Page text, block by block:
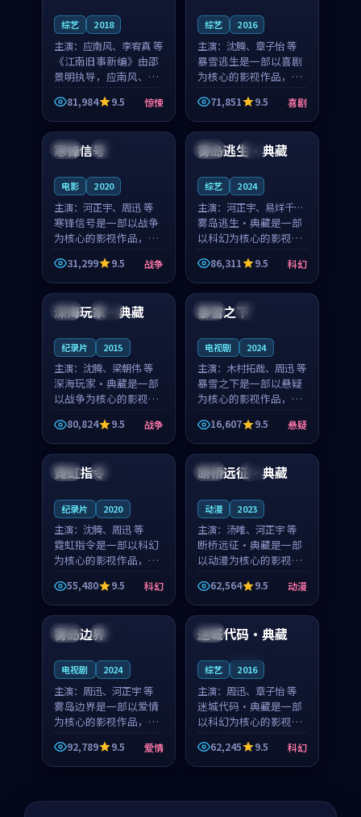
综艺 2018
主演： 应南风、李宥真 等
《江南旧事新编》由邵
景明执导，应南风、李
宥真领衔主演，是一部
2018年上映的日本惊悚
综艺。影片以邻里温情
为切入，呈现一段从初
遇到告别都浸着真实
81,984 9.5 惊悚
综艺 2016
主演： 沈腾、章子怡 等
暴雪逃生是一部以喜剧
为核心的影视作品，围
绕危机、反转与人物成
长展开，整体节奏紧
凑，值得推荐观看。
71,851 9.5 喜剧
美国 杜比
寒锋信号
电影 2020
主演： 河正宇、周迅 等
寒锋信号是一部以战争
为核心的影视作品，围
绕危机、反转与人物成
长展开，整体节奏紧
凑，值得推荐观看。
31,299 9.5 战争
中国 4K
雾岛逃生·典藏
综艺 2024
主演： 河正宇、易烊千玺
等
雾岛逃生·典藏是一部
以科幻为核心的影视作
品，围绕危机、反转与
人物成长展开，整体节
奏紧凑，值得推荐观
86,311 9.5 科幻
韩国 杜比
深海玩家·典藏
纪录片 2015
主演： 沈腾、梁朝伟 等
深海玩家·典藏是一部
以战争为核心的影视作
品，围绕危机、反转与
人物成长展开，整体节
奏紧凑，值得推荐观
看。
80,824 9.5 战争
韩国 高分
暴雪之下
电视剧 2024
主演： 木村拓哉、周迅 等
暴雪之下是一部以悬疑
为核心的影视作品，围
绕危机、反转与人物成
长展开，整体节奏紧
凑，值得推荐观看。
16,607 9.5 悬疑
中国 独播
霓虹指令
纪录片 2020
主演： 沈腾、周迅 等
霓虹指令是一部以科幻
为核心的影视作品，围
绕危机、反转与人物成
长展开，整体节奏紧
凑，值得推荐观看。
55,480 9.5 科幻
美国 4K
断桥远征·典藏
动漫 2023
主演： 汤唯、河正宇 等
断桥远征·典藏是一部
以动漫为核心的影视作
品，围绕危机、反转与
人物成长展开，整体节
奏紧凑，值得推荐观
看。
62,564 9.5 动漫
韩国 杜比
雾岛边界
电视剧 2024
主演： 周迅、河正宇 等
雾岛边界是一部以爱情
为核心的影视作品，围
绕危机、反转与人物成
长展开，整体节奏紧
凑，值得推荐观看。
92,789 9.5 爱情
韩国
迷城代码·典藏
综艺 2016
主演： 周迅、章子怡 等
迷城代码·典藏是一部
以科幻为核心的影视作
品，围绕危机、反转与
人物成长展开，整体节
奏紧凑，值得推荐观
62,245 9.5 科幻